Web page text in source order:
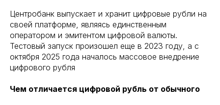
Центробанк выпускает и хранит цифровые рубли на
своей платформе, являясь единственным
оператором и эмитентом цифровой валюты.
Тестовый запуск произошел еще в 2023 году, а с
октября 2025 года началось массовое внедрение
цифрового рубля
Чем отличается цифровой рубль от обычного